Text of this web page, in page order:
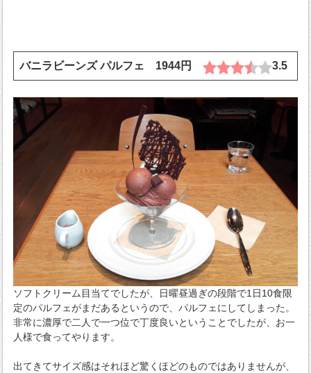
バニラビーンズ パルフェ 1944円 3.5
ソフトクリーム目当てでしたが、日曜昼過ぎの段階で1日10食限
定のパルフェがまだあるというので、パルフェにしてしまった。
非常に濃厚で二人で一つ位で丁度良いということでしたが、お一
人様で食ってやります。
出てきてサイズ感はそれほど驚くほどのものではありませんが、